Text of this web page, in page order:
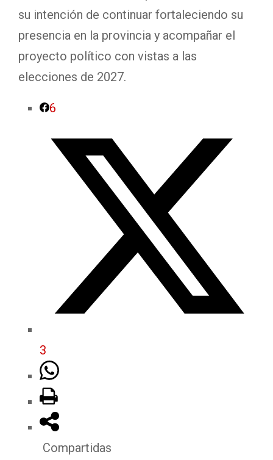
su intención de continuar fortaleciendo su
presencia en la provincia y acompañar el
proyecto político con vistas a las
elecciones de 2027.
6
3
Compartidas